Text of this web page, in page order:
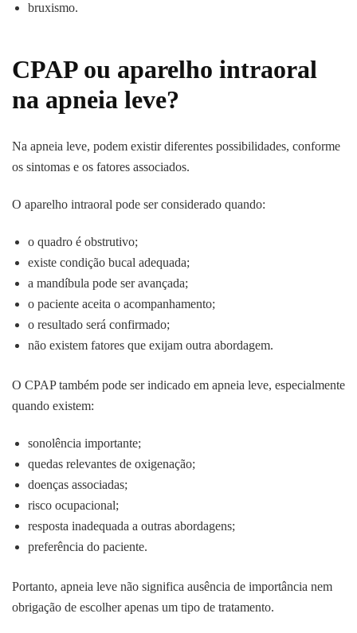
bruxismo.
CPAP ou aparelho intraoral
na apneia leve?
Na apneia leve, podem existir diferentes possibilidades, conforme
os sintomas e os fatores associados.
O aparelho intraoral pode ser considerado quando:
o quadro é obstrutivo;
existe condição bucal adequada;
a mandíbula pode ser avançada;
o paciente aceita o acompanhamento;
o resultado será confirmado;
não existem fatores que exijam outra abordagem.
O CPAP também pode ser indicado em apneia leve, especialmente
quando existem:
sonolência importante;
quedas relevantes de oxigenação;
doenças associadas;
risco ocupacional;
resposta inadequada a outras abordagens;
preferência do paciente.
Portanto, apneia leve não significa ausência de importância nem
obrigação de escolher apenas um tipo de tratamento.